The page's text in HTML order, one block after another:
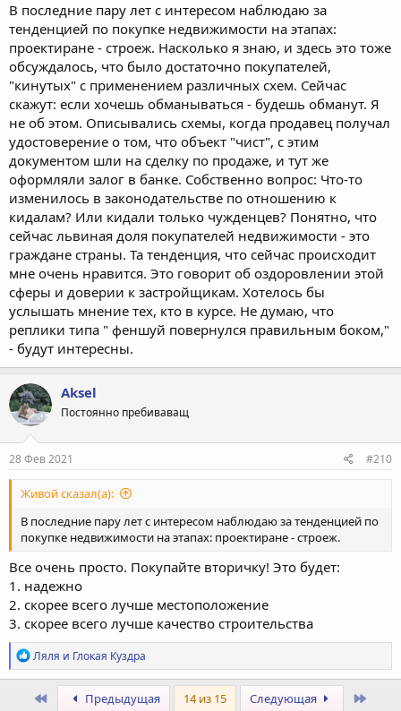
В последние пару лет с интересом наблюдаю за
тенденцией по покупке недвижимости на этапах:
проектиране - строеж. Насколько я знаю, и здесь это тоже
обсуждалось, что было достаточно покупателей,
"кинутых" с применением различных схем. Сейчас
скажут: если хочешь обманываться - будешь обманут. Я
не об этом. Описывались схемы, когда продавец получал
удостоверение о том, что объект "чист", с этим
документом шли на сделку по продаже, и тут же
оформляли залог в банке. Собственно вопрос: Что-то
изменилось в законодательстве по отношению к
кидалам? Или кидали только чужденцев? Понятно, что
сейчас львиная доля покупателей недвижимости - это
граждане страны. Та тенденция, что сейчас происходит
мне очень нравится. Это говорит об оздоровлении этой
сферы и доверии к застройщикам. Хотелось бы
услышать мнение тех, кто в курсе. Не думаю, что
реплики типа " феншуй повернулся правильным боком,"
- будут интересны.
Aksel
Постоянно пребиваващ
28 Фев 2021 #210
Живой сказал(а):
В последние пару лет с интересом наблюдаю за тенденцией по
покупке недвижимости на этапах: проектиране - строеж.
Все очень просто. Покупайте вторичку! Это будет:
1. надежно
2. скорее всего лучше местоположение
3. скорее всего лучше качество строительства
Р
е
а
к
Ляля и Глокая Куздра
ПервыйПредыдущая 14 из 15 Следующая